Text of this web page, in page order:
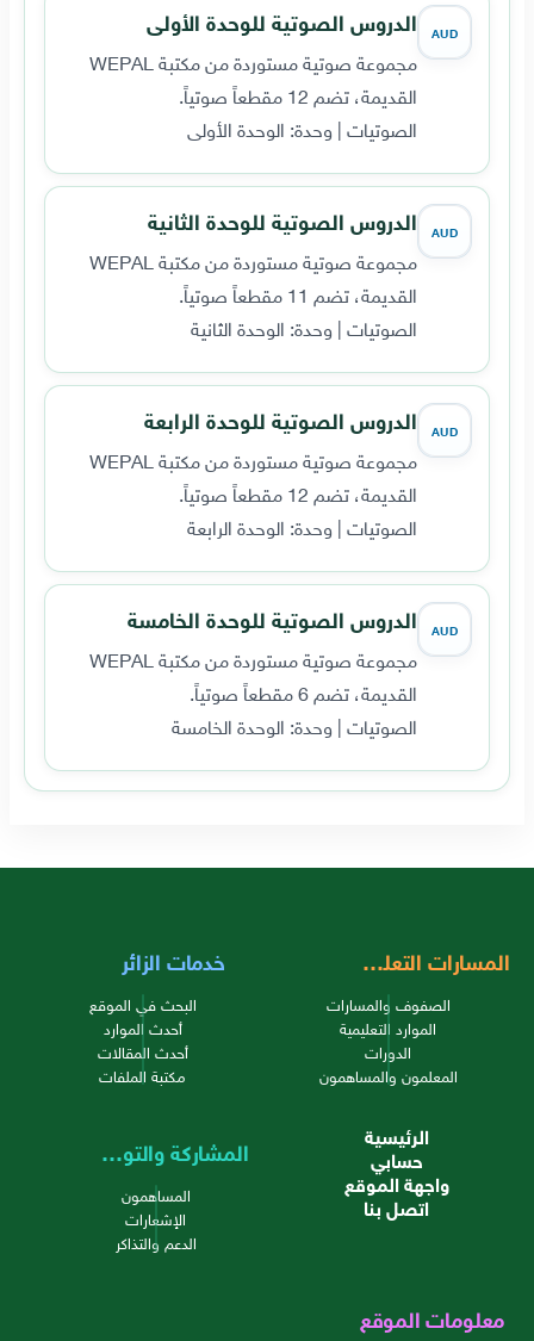
AUD الدروس الصوتية للوحدة الأولى
مجموعة صوتية مستوردة من مكتبة WEPAL
القديمة، تضم 12 مقطعاً صوتياً.
الصوتيات | وحدة: الوحدة الأولى
AUD الدروس الصوتية للوحدة الثانية
مجموعة صوتية مستوردة من مكتبة WEPAL
القديمة، تضم 11 مقطعاً صوتياً.
الصوتيات | وحدة: الوحدة الثانية
AUD الدروس الصوتية للوحدة الرابعة
مجموعة صوتية مستوردة من مكتبة WEPAL
القديمة، تضم 12 مقطعاً صوتياً.
الصوتيات | وحدة: الوحدة الرابعة
AUD الدروس الصوتية للوحدة الخامسة
مجموعة صوتية مستوردة من مكتبة WEPAL
القديمة، تضم 6 مقطعاً صوتياً.
الصوتيات | وحدة: الوحدة الخامسة
المسارات التعليمية
الصفوف والمسارات
الموارد التعليمية
الدورات
المعلمون والمساهمون
خدمات الزائر
البحث في الموقع
أحدث الموارد
أحدث المقالات
مكتبة الملفات
الرئيسية
حسابي
واجهة الموقع
اتصل بنا
المشاركة والتواصل
المساهمون
الإشعارات
الدعم والتذاكر
معلومات الموقع